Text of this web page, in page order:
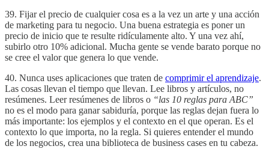
39. Fijar el precio de cualquier cosa es a la vez un arte y una acción
de marketing para tu negocio. Una buena estrategia es poner un
precio de inicio que te resulte ridículamente alto. Y una vez ahí,
subirlo otro 10% adicional. Mucha gente se vende barato porque no
se cree el valor que genera lo que vende.
40. Nunca uses aplicaciones que traten de comprimir el aprendizaje.
Las cosas llevan el tiempo que llevan. Lee libros y artículos, no
resúmenes. Leer resúmenes de libros o “las 10 reglas para ABC”
no es el modo para ganar sabiduría, porque las reglas dejan fuera lo
más importante: los ejemplos y el contexto en el que operan. Es el
contexto lo que importa, no la regla. Si quieres entender el mundo
de los negocios, crea una biblioteca de business cases en tu cabeza.